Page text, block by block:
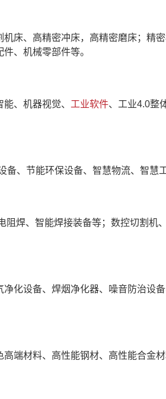
床、高精密冲床，高精密磨床；精密
、机械零部件等。
、机器视觉、 工业软件、工业4.0整
、节能环保设备、智慧物流、智慧工
焊、智能焊接装备等；数控切割机
化设备、焊烟净化器、噪音防治设
端材料、高性能钢材、高性能合金